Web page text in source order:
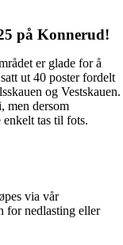
på Konnerud!
er glade for å
ut 40 poster fordelt
og Vestskauen.
men dersom
tas til fots.
via vår
for nedlasting eller